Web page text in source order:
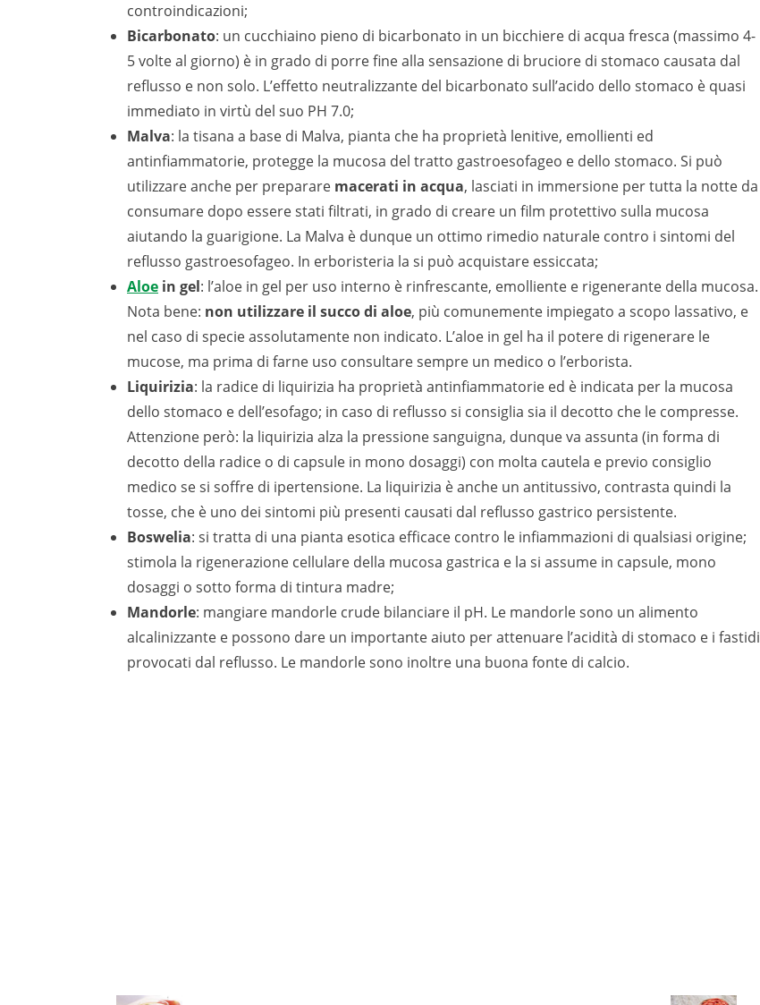
controindicazioni;
Bicarbonato: un cucchiaino pieno di bicarbonato in un bicchiere di acqua fresca (massimo 4-
5 volte al giorno) è in grado di porre fine alla sensazione di bruciore di stomaco causata dal
reflusso e non solo. L’effetto neutralizzante del bicarbonato sull’acido dello stomaco è quasi
immediato in virtù del suo PH 7.0;
Malva: la tisana a base di Malva, pianta che ha proprietà lenitive, emollienti ed
antinfiammatorie, protegge la mucosa del tratto gastroesofageo e dello stomaco. Si può
utilizzare anche per preparare macerati in acqua, lasciati in immersione per tutta la notte da
consumare dopo essere stati filtrati, in grado di creare un film protettivo sulla mucosa
aiutando la guarigione. La Malva è dunque un ottimo rimedio naturale contro i sintomi del
reflusso gastroesofageo. In erboristeria la si può acquistare essiccata;
Aloe in gel: l’aloe in gel per uso interno è rinfrescante, emolliente e rigenerante della mucosa.
Nota bene: non utilizzare il succo di aloe, più comunemente impiegato a scopo lassativo, e
nel caso di specie assolutamente non indicato. L’aloe in gel ha il potere di rigenerare le
mucose, ma prima di farne uso consultare sempre un medico o l’erborista.
Liquirizia: la radice di liquirizia ha proprietà antinfiammatorie ed è indicata per la mucosa
dello stomaco e dell’esofago; in caso di reflusso si consiglia sia il decotto che le compresse.
Attenzione però: la liquirizia alza la pressione sanguigna, dunque va assunta (in forma di
decotto della radice o di capsule in mono dosaggi) con molta cautela e previo consiglio
medico se si soffre di ipertensione. La liquirizia è anche un antitussivo, contrasta quindi la
tosse, che è uno dei sintomi più presenti causati dal reflusso gastrico persistente.
Boswelia: si tratta di una pianta esotica efficace contro le infiammazioni di qualsiasi origine;
stimola la rigenerazione cellulare della mucosa gastrica e la si assume in capsule, mono
dosaggi o sotto forma di tintura madre;
Mandorle: mangiare mandorle crude bilanciare il pH. Le mandorle sono un alimento
alcalinizzante e possono dare un importante aiuto per attenuare l’acidità di stomaco e i fastidi
provocati dal reflusso. Le mandorle sono inoltre una buona fonte di calcio.